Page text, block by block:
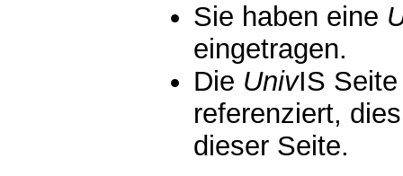
Sie haben eine
eingetragen.
Die UnivIS
referenziert,
dieser Seite.